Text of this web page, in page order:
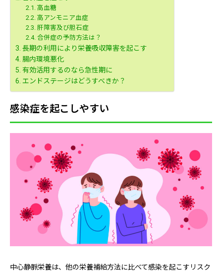
高血糖
高アンモニア血症
肝障害及び胆石症
合併症の予防方法は？
長期の利用により栄養吸収障害を起こす
腸内環境悪化
有効活用するのなら急性期に
エンドステージはどうすべきか？
感染症を起こしやすい
中心静脈栄養は、他の栄養補給方法に比べて感染を起こすリスク